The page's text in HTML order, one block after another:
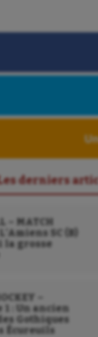
Les derniers
– MATCH
SC (B)
la grosse
–
1 : Un ancien
Gothiques
Écureuils